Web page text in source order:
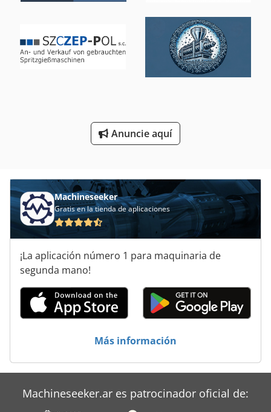
Producción De Materiales De Construcción
Recolectores De
Áreas De Aplicación
Anuncie aquí
Machineseeker
Gratis en la tienda de aplicaciones
¡La aplicación número 1 para maquinaria de
segunda mano!
Más información
Machineseeker.ar es patrocinador oficial de: